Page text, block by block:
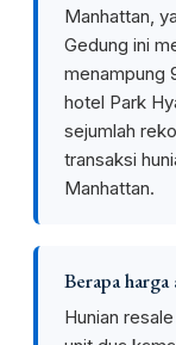
Manhattan,
Gedung ini
menampung
hotel Park
sejumlah
transaksi
Manhattan.
Berapa
Hunian